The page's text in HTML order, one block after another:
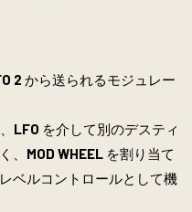
2 から送られるモジュレー
LFO を介して別のデスティ
、 MOD WHEEL を割り当て
ベルコントロールとして機